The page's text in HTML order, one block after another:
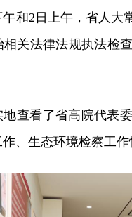
午和2日上午，省人大
相关法律法规执法检
地查看了省高院代表
、生态环境检察工作